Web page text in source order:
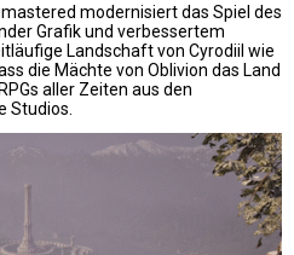
modernisiert das Spiel des
Grafik und verbessertem
Landschaft von Cyrodiil wie
die Mächte von Oblivion das Land
aller Zeiten aus den
Studios.